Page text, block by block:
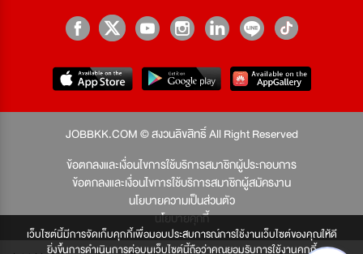
เว็บไซต์นี้มีการจัดเก็บคุกกี้เพื่อมอบประสบการณ์การใช้งานเว็บไซต์ของคุณให้ดี
ยิ่งขึ้นการดำเนินการต่อบนเว็บไซต์นี้ถือว่าคุณยอมรับการใช้งานคุกกี้
JOBBKK.COM © สงวนลิขสิทธิ์ All Right Reserved
ข้อตกลงและเงื่อนไขการใช้บริการสมาชิกผู้ประกอบการ
ข้อตกลงและเงื่อนไขการใช้บริการสมาชิกผู้สมัครงาน
นโยบายความเป็นส่วนตัว
นโยบายคุกกี้